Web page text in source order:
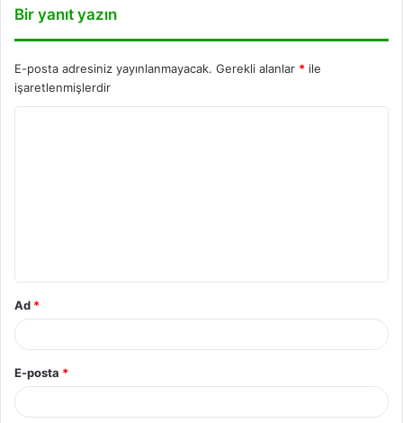
Bir yanıt yazın
E-posta adresiniz yayınlanmayacak. Gerekli alanlar * ile
işaretlenmişlerdir
Ad *
E-posta *